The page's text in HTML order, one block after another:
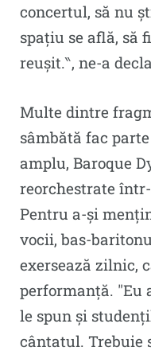
concertul, să nu
spațiu se află, să
reușit.‶, ne-a
Multe dintre
sâmbătă fac
amplu, Baroque
reorchestrate
Pentru a-și
vocii, bas-
exersează zilnic,
performanță. ″Eu
le spun și
cântatul. Trebuie